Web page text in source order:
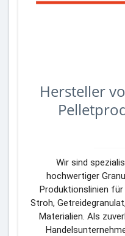
Hersteller
Wir sind
hochwertiger
Produktionslinien für
Stroh,
Materialien. Als